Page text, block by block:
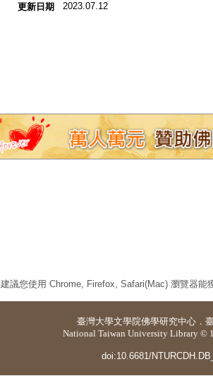
更新日期 2023.07.12
建議您使用 Chrome, Firefox, Safari(Mac) 瀏覽器能
臺灣大學文學院佛學研究中心 ．
National Taiwan University Library ©
doi:10.6681/